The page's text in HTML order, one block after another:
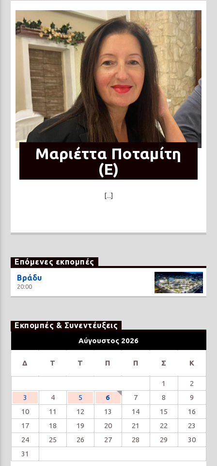
Μαριέττα Ποταμίτη
(Ε)
[...]
Επόμενες εκπομπές
Βράδυ
20:00
Εκπομπές & Συνεντέυξεις
Αύγουστος 2026
Δ Τ Τ Π Π Σ Κ
1
2
3
4 5 6 7 8
9
10
11 12 13 14 15
16
17
18 19 20 21 22
23
24
25 26 27 28 29
30
31